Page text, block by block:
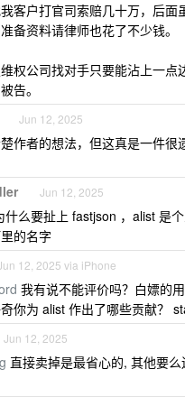
客户打官司索赔几十万，后面
备资料请律师也花了不少钱。
权公司找对手只要能沾上一点
告。
Jun 12, 2025
作者的想法，但这真是一件很
Jun 12, 2025
什么要扯上 fastjson ，alist 是
的名字
12, 2025 via iPhone
我有说不能评价吗？白嫖的
你为 alist 作出了哪些贡献？
Jun 12, 2025
直接卖掉是最省心的, 其他要